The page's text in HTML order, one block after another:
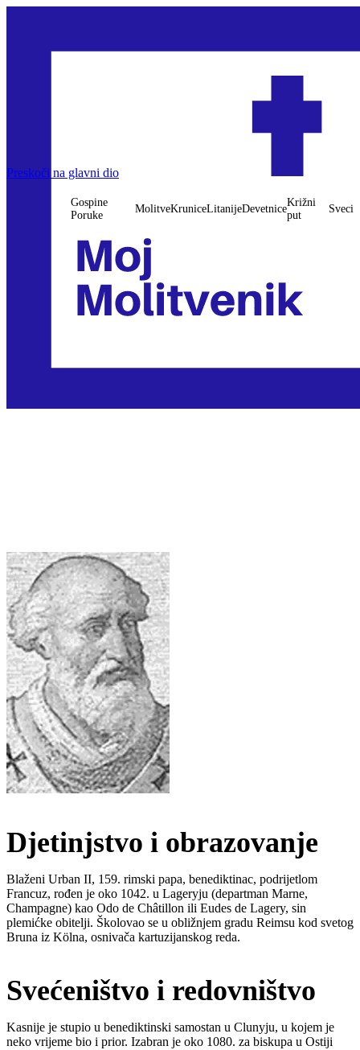
Preskoči na glavni dio
Gospine
Poruke
MolitveKruniceLitanijeDevetnice
Križni
put
Sveci
Djetinjstvo i obrazovanje
Blaženi Urban II, 159. rimski papa, benediktinac, podrijetlom
Francuz, rođen je oko 1042. u Lageryju (departman Marne,
Champagne) kao Odo de Châtillon ili Eudes de Lagery, sin
plemićke obitelji. Školovao se u obližnjem gradu Reimsu kod svetog
Bruna iz Kölna, osnivača kartuzijanskog reda.
Svećeništvo i redovništvo
Kasnije je stupio u benediktinski samostan u Clunyju, u kojem je
neko vrijeme bio i prior. Izabran je oko 1080. za biskupa u Ostiji